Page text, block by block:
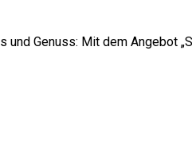
Genuss: Mit dem Angebot